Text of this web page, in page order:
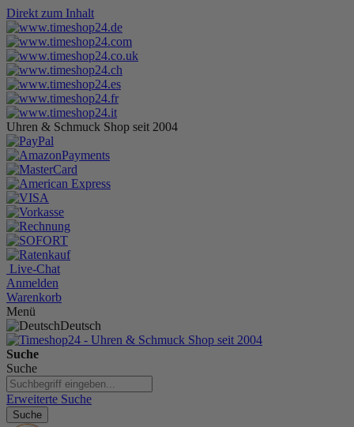
Direkt zum Inhalt
Uhren & Schmuck Shop seit 2004
Live-Chat
Anmelden
Warenkorb
Menü
Deutsch
Suche
Suche
Erweiterte Suche
Suche